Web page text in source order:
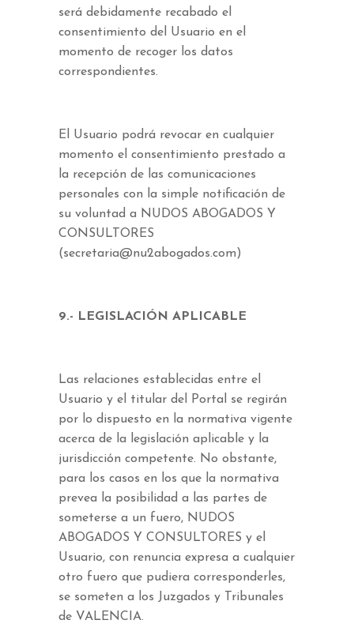
será debidamente recabado el
consentimiento del Usuario en el
momento de recoger los datos
correspondientes.
El Usuario podrá revocar en cualquier
momento el consentimiento prestado a
la recepción de las comunicaciones
personales con la simple notificación de
su voluntad a NUDOS ABOGADOS Y
CONSULTORES
(secretaria@nu2abogados.com)
9.- LEGISLACIÓN APLICABLE
Las relaciones establecidas entre el
Usuario y el titular del Portal se regirán
por lo dispuesto en la normativa vigente
acerca de la legislación aplicable y la
jurisdicción competente. No obstante,
para los casos en los que la normativa
prevea la posibilidad a las partes de
someterse a un fuero, NUDOS
ABOGADOS Y CONSULTORES y el
Usuario, con renuncia expresa a cualquier
otro fuero que pudiera corresponderles,
se someten a los Juzgados y Tribunales
de VALENCIA.